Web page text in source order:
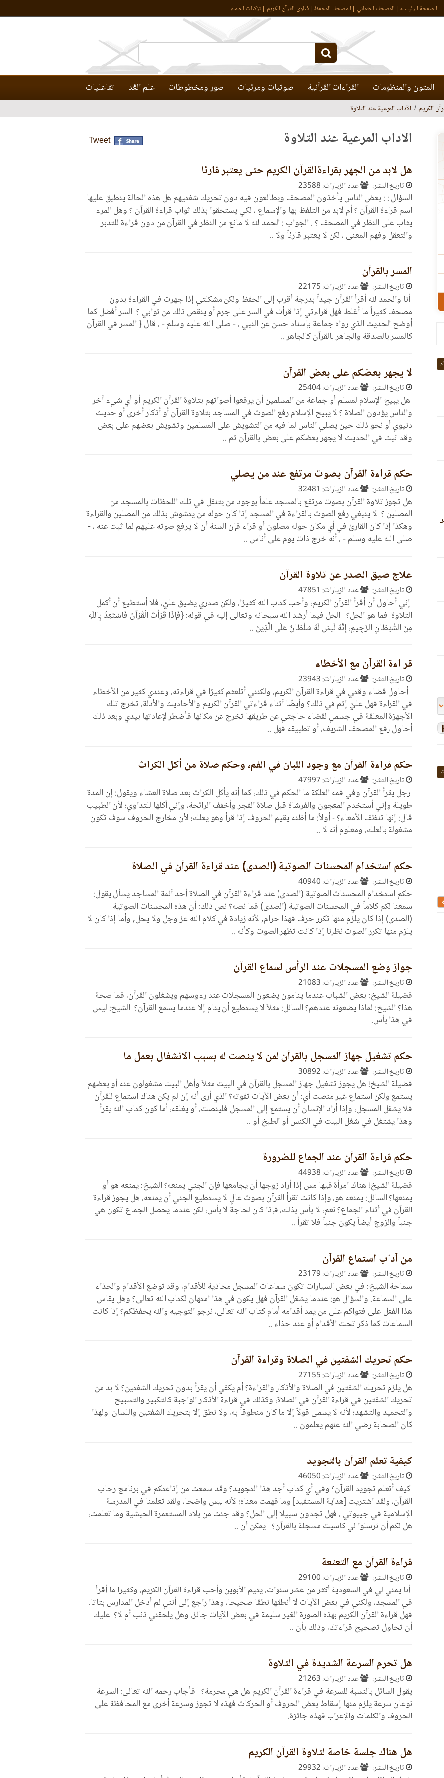
الصفحة الرئيسـة المصحف العثماني المصحف المحفظ فتاوى القرآن الكريم تزكيات العلماء
المتون والمنظومات القراءات القرآنية صوتيات ومرئيات صور ومخطوطات علم العَّد تفاعليات
الكريم الآداب المرعية عند التلاوة
الآداب المرعية عند التلاوة Tweet
هل لابد من الجهر بقراءةالقرآن الكريم حتى يعتبر قارئا
تاريخ النشر: عدد الزيارات: 23588
السؤال : : بعض الناس يأخذون المصحف ويطالعون فيه دون تحريك شفتيهم هل هذه الحالة ينطبق عليها
اسم قراءة القرآن ؟ أم لابد من التلفظ بها والإسماع ، لكي يستحقوا بذلك ثواب قراءة القرآن ؟ وهل المرء
يثاب على النظر في المصحف ؟ . الجواب : الحمد لله لا مانع من النظر في القرآن من دون قراءة للتدبر
والتعقل وفهم المعنى ، لكن لا يعتبر قارئاً ولا ..
المسر بالقرآن
تاريخ النشر: عدد الزيارات: 22175
أنا والحمد لله أقرأ القرآن جيداً بدرجة أقرب إلى الحفظ ولكن مشكلتي إذا جهرت في القراءة بدون
مصحف كثيراً ما أغلط فهل قراءتي إذا قرأت في السر على جرم أو ينقص ذلك من ثوابي ؟ السر أفضل كما
أوضح الحديث الذي رواه جماعة بإسناد حسن عن النبي ، - صلى الله عليه وسلم - ، قال { المسر في القرآن
كالمسر بالصدقة والجاهر بالقرآن كالجاهر ..
لا يجهر بعضكم على بعض القرآن
تاريخ النشر: عدد الزيارات: 25404
هل يبيح الإسلام لمسلم أو جماعة من المسلمين أن يرفعوا أصواتهم بتلاوة القرآن الكريم أو أي شيء آخر
والناس يؤدون الصلاة ؟ لا يبيح الإسلام رفع الصوت في المساجد بتلاوة القرآن أو أذكار أخرى أو حديث
دنيوي أو نحو ذلك حين يصلي الناس لما فيه من التشويش على المسلمين وتشويش بعضهم على بعض
وقد ثبت في الحديث لا يجهر بعضكم على بعض بالقرآن ثم ..
حكم قراءة القرآن بصوت مرتفع عند من يصلي
تاريخ النشر: عدد الزيارات: 32481
هل تجوز تلاوة القرآن بصوت مرتفع بالمسجد علماً بوجود من يتنفل في تلك اللحظات بالمسجد من
المصلين ؟ لا ينبغي رفع الصوت بالقراءة في المسجد إذا كان حوله من يتشوش بذلك من المصلين والقراءة
وهكذا إذا كان القارئ في أي مكان حوله مصلون أو قراء فإن السنة أن لا يرفع صوته عليهم لما ثبت عنه ، -
صلى الله عليه وسلم - ، أنه خرج ذات يوم على أناس ..
علاج ضيق الصدر عن تلاوة القرآن
تاريخ النشر: عدد الزيارات: 47851
إني أحاول أن أقرأ القرآن الكريم، وأحب كتاب الله كثيرًا، ولكن صدري يضيق عليَّ، فلا أستطيع أن أكمل
التلاوة فما هو الحل‏؟ ‏ الحل فيما أرشد الله سبحانه وتعالى إليه في قوله‏:‏ ‏{‏فَإِذَا قَرَأْتَ الْقُرْآنَ فَاسْتَعِذْ بِاللَّهِ
مِنَ الشَّيْطَانِ الرَّجِيمِ، إِنَّهُ لَيْسَ لَهُ سُلْطَانٌ عَلَى الَّذِينَ ..
قر اءة القرآن مع الأخطاء
تاريخ النشر: عدد الزيارات: 23943
أحاول قضاء وقتي في قراءة القرآن الكريم، ولكنني أتلعثم كثيرًا في قراءته، وعندي كثير من الأخطاء
في القراءة فهل عليَّ إثم في ذلك‏؟‏ وأيضًا أثناء قراءتي القرآن الكريم والأحاديث والأدلة، تخرج تلك
الأجهزة المعلقة في جسمي لقضاء حاجتي عن طريقها تخرج عن مكانها فأضطر لإعادتها بيدي وبعد ذلك
أحاول رفع المصحف الشريف، أو تطبيقه فهل ..
حكم قراءة القرآن مع وجود اللبان في الفم، وحكم صلاة من أكل الكراث
تاريخ النشر: عدد الزيارات: 47997
رجل يقرأ القرآن وفي فمه العلكة ما الحكم في ذلك، كما أنه يأكل الكراث بعد صلاة العشاء ويقول: إن المدة
طويلة وإني أستخدم المعجون والفرشاة قبل صلاة الفجر وأخفف الرائحة، وإني آكلها للتداوي؛ لأن الطبيب
قال: إنها تنظف الأمعاء؟ - أولاً: ما أظنه يقيم الحروف إذا قرأ وهو يعلك؛ لأن مخارج الحروف سوف تكون
مشغولة بالعلك، ومعلوم أنه لا ..
حكم استخدام المحسنات الصوتية (الصدى) عند قراءة القرآن في الصلاة
تاريخ النشر: عدد الزيارات: 40940
حكم استخدام المحسنات الصوتية (الصدى) عند قراءة القرآن في الصلاة أحد أئمة المساجد يسأل يقول:
سمعنا لكم كلاماً في المحسنات الصوتية (الصدى) فما نصه؟ نص ذلك: أن هذه المحسنات الصوتية
(الصدى) إذا كان يلزم منها تكرر حرف فهذا حرام, لأنه زيادة في كلام الله عز وجل ولا يحل, وأما إذا كان لا
يلزم منها تكرر الصوت نظرنا إذا كانت تظهر الصوت وكأنه ..
جواز وضع المسجلات عند الرأس لسماع القرآن
تاريخ النشر: عدد الزيارات: 21083
فضيلة الشيخ: بعض الشباب عندما ينامون يضعون المسجلات عند رءوسهم ويشغلون القرآن، فما صحة
هذا؟ الشيخ: لماذا يضعونه عندهم؟ السائل: مثلاً لا يستطيع أن ينام إلا عندما يسمع القرآن؟ الشيخ: ليس
في هذا بأس.
حكم تشغيل جهاز المسجل بالقرآن لمن لا ينصت له بسبب الانشغال بعمل ما
تاريخ النشر: عدد الزيارات: 30892
فضيلة الشيخ! هل يجوز تشغيل جهاز المسجل بالقرآن في البيت مثلاً وأهل البيت مشغولون عنه أو بعضهم
يستمع ولكن استماع غير منصت أي: أن بعض الآيات تفوته؟ الذي أرى أنه إن لم يكن هناك استماع للقرآن
فلا يشغل المسجل، وإذا أراد الإنسان أن يستمع إلى المسجل فلينصت، أو يغلقه، أما كون كتاب الله يقرأ
وهذا يشتغل في شغل البيت في الكنس أو الطبخ أو ..
حكم قراءة القرآن عند الجماع للضرورة
تاريخ النشر: عدد الزيارات: 44938
فضيلة الشيخ! هناك امرأة فيها مس إذا أراد زوجها أن يجامعها فإن الجني يمنعه؟ الشيخ: يمنعه هو أو
يمنعها؟ السائل: يمنعه هو، وإذا كانت تقرأ القرآن بصوت عالٍ لا يستطيع الجني أن يمنعه، هل يجوز قراءة
القرآن في أثناء الجماع؟ نعم، لا بأس بذلك، فإذا كان لحاجة لا بأس، لكن عندما يحصل الجماع تكون هي
جنباً والزوج أيضاً يكون جنباً فلا تقرأ ..
من آداب استماع القرآن
تاريخ النشر: عدد الزيارات: 23179
سماحة الشيخ: في بعض السيارات تكون سماعات المسجل محاذية للأقدام، وقد توضع الأقدام والحذاء
على السماعة. والسؤال هو: عندما يشغل القرآن فهل يكون في هذا امتهان لكتاب الله تعالى؟ وهل يقاس
هذا الفعل على فتواكم على من يمد أقدامه أمام كتاب الله تعالى، نرجو التوجيه والله يحفظكم؟ إذا كانت
السماعات كما ذكر تحت الأقدام أو عند حذاء ..
حكم تحريك الشفتين في الصلاة وقراءة القرآن
تاريخ النشر: عدد الزيارات: 27155
هل يلزم تحريك الشفتين في الصلاة والأذكار والقراءة؟ أم يكفي أن يقرأ بدون تحريك الشفتين؟ لا بد من
تحريك الشفتين في قراءة القرآن في الصلاة، وكذلك في قراءة الأذكار الواجبة كالتكبير والتسبيح
والتحميد والتشهد؛ لأنه لا يسمى قولاً إلا ما كان منطوقاً به، ولا نطق إلا بتحريك الشفتين واللسان، ولهذا
كان الصحابة رضي الله عنهم يعلمون ..
كيفية تعلم القرآن بالتجويد
تاريخ النشر: عدد الزيارات: 46050
كيف أتعلم تجويد القرآن؟ وفي أي كتاب أجد هذا التجويد؟ وقد سمعت من إذاعتكم في برنامج رحاب
القرآن، ولقد اشتريت [هداية المستفيد] وما فهمت معناه؛ لأنه ليس واضحا، ولقد تعلمنا في المدرسة
الإسلامية في جيبوتي ، فهل تجدون سبيلا إلى الحل؟ وقد جئت من بلاد المستعمرة الحبشية وما تعلمت،
هل لكم أن ترسلوا لي كاسيت مسجلة بالقرآن؟ يمكن أن ..
قراءة القرآن مع التعتعة
تاريخ النشر: عدد الزيارات: 29100
أنا يمني لي في السعودية أكثر من عشر سنوات، يتيم الأبوين وأحب قراءة القرآن الكريم، وكثيرا ما أقرأ
في المسجد، ولكني في بعض الآيات لا أنطقها نطقا صحيحا، وهذا راجع إلى أنني لم أدخل المدارس بتاتا.
فهل قراءة القرآن الكريم بهذه الصورة الغير سليمة في بعض الآيات جائز، وهل يلحقني ذنب أم لا؟ عليك
أن تحاول تصحيح قراءتك، وذلك بأن ..
هل تحرم السرعة الشديدة في التلاوة
تاريخ النشر: عدد الزيارات: 21263
يقول السائل بالنسبة للسرعة في قراءة القرآن الكريم هل هي محرمة؟ فأجاب رحمه الله تعالى: السرعة
نوعان سرعة يلزم منها إسقاط بعض الحروف أو الحركات فهذه لا تجوز وسرعة أخرى مع المحافظة على
الحروف والكلمات والإعراب فهذه جائزة.
هل هناك جلسة خاصة لتلاوة القرآن الكريم
تاريخ النشر: عدد الزيارات: 29932
الشاطبية حرز الأماني الحرز الثمين شرح الحصن الحصين تفسير القرآن باللغة